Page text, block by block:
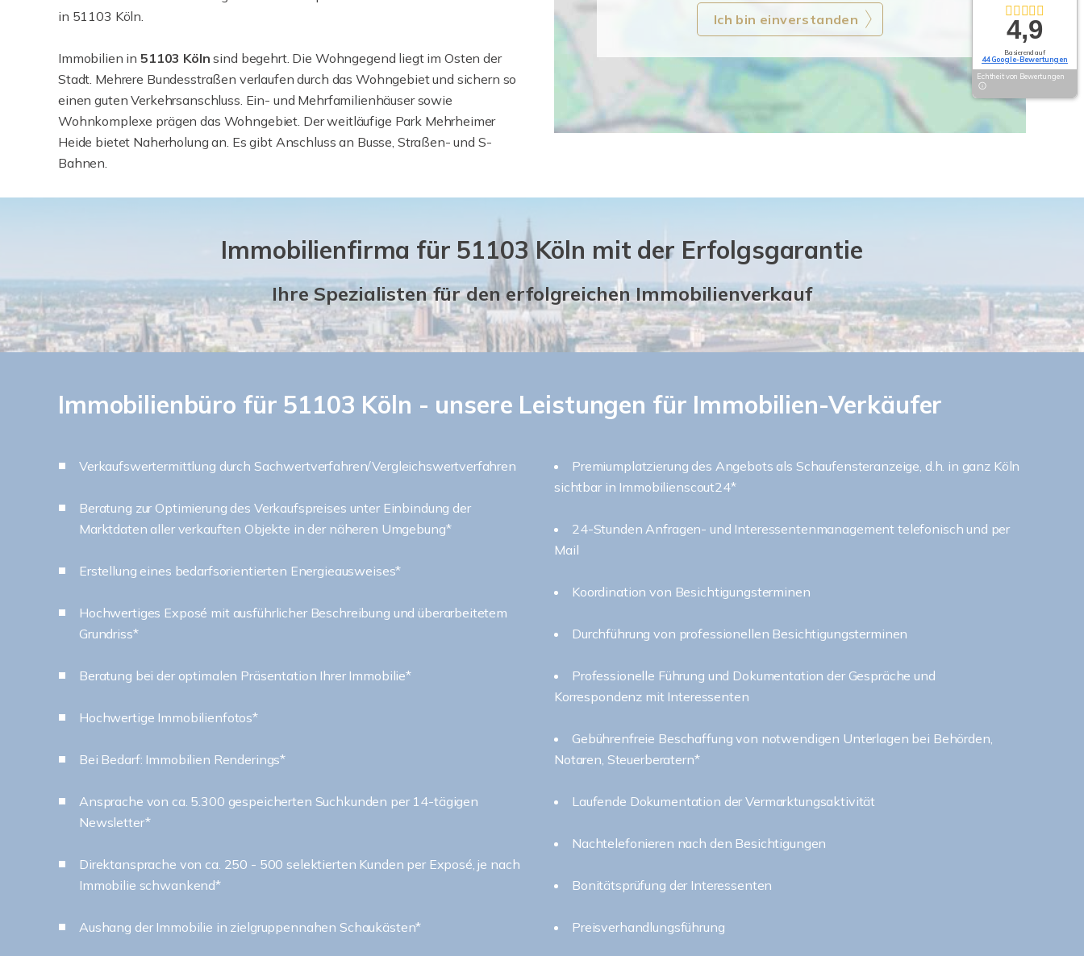
in 51103 Köln.
Immobilien in 51103 Kölnsind begehrt. Die Wohngegend liegt im Osten der
Stadt. Mehrere Bundesstraßen verlaufen durch das Wohngebiet und sichern so
einen guten Verkehrsanschluss. Ein- und Mehrfamilienhäuser sowie
Wohnkomplexe prägen das Wohngebiet. Der weitläufige Park Mehrheimer
Heide bietet Naherholung an. Es gibt Anschluss an Busse, Straßen- und S-
Bahnen.
Ich bin einverstanden
Immobilienfirma für 51103 Köln mit der Erfolgsgarantie
Ihre Spezialisten für den erfolgreichen Immobilienverkauf
Immobilienbüro für 51103 Köln - unsere Leistungen für Immobilien-Verkäufer
Verkaufswertermittlung durch Sachwertverfahren/Vergleichswertverfahren
Beratung zur Optimierung des Verkaufspreises unter Einbindung der
Marktdaten aller verkauften Objekte in der näheren Umgebung*
Erstellung eines bedarfsorientierten Energieausweises*
Hochwertiges Exposé mit ausführlicher Beschreibung und überarbeitetem
Grundriss*
Beratung bei der optimalen Präsentation Ihrer Immobilie*
Hochwertige Immobilienfotos*
Bei Bedarf: Immobilien Renderings*
Ansprache von ca. 5.300 gespeicherten Suchkunden per 14-tägigen
Newsletter*
Direktansprache von ca. 250 - 500 selektierten Kunden per Exposé, je nach
Immobilie schwankend*
Aushang der Immobilie in zielgruppennahen Schaukästen*
Premiumplatzierung des Angebots als Schaufensteranzeige, d.h. in ganz Köln
sichtbar in Immobilienscout24*
24-Stunden Anfragen- und Interessentenmanagement telefonisch und per
Mail
Koordination von Besichtigungsterminen
Durchführung von professionellen Besichtigungsterminen
Professionelle Führung und Dokumentation der Gespräche und
Korrespondenz mit Interessenten
Gebührenfreie Beschaffung von notwendigen Unterlagen bei Behörden,
Notaren, Steuerberatern*
Laufende Dokumentation der Vermarktungsaktivität
Nachtelefonieren nach den Besichtigungen
Bonitätsprüfung der Interessenten
Preisverhandlungsführung
4,9
Basierend auf
44 Google-Bewertungen
Echtheit von Bewertungen